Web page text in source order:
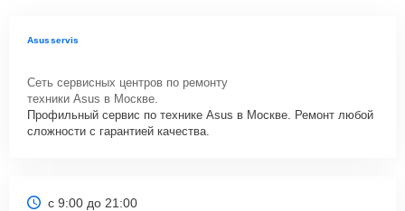
Asusservis
Сеть сервисных центров по ремонту
техники Asus в Москве.
Профильный сервис по технике Asus в Москве. Ремонт любой
сложности с гарантией качества.
с 9:00 до 21:00